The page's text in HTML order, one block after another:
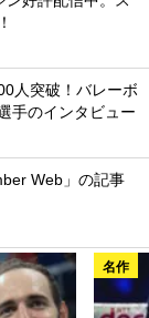
人突破！バレーボ
手のインタビュー
Web」の記事
名作